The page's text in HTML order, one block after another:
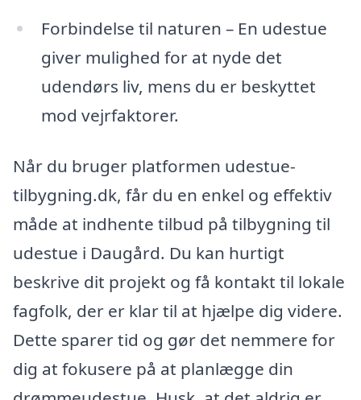
Forbindelse til naturen – En udestue
giver mulighed for at nyde det
udendørs liv, mens du er beskyttet
mod vejrfaktorer.
Når du bruger platformen udestue-
tilbygning.dk, får du en enkel og effektiv
måde at indhente tilbud på tilbygning til
udestue i Daugård. Du kan hurtigt
beskrive dit projekt og få kontakt til lokale
fagfolk, der er klar til at hjælpe dig videre.
Dette sparer tid og gør det nemmere for
dig at fokusere på at planlægge din